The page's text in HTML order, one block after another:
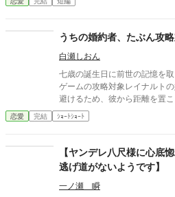
れない。 これは、隣の席から
うちの婚約者、たぶん攻
白瀬しおん
七歳の誕生日に前世の記憶を
ゲームの攻略対象レイナルト
避けるため、彼から距離を置
中庭でも図書館でも購買でも
遇してしまう。 避けているは
恋愛 完結 ｼｮｰﾄｼｮｰﾄ
【ヤンデレ八尺様に心底
逃げ道がないようです】
一ノ瀬 瞬